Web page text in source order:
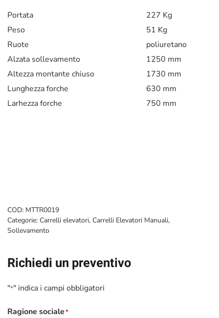
Portata
227 Kg
Peso
51 Kg
Ruote
poliuretano
Alzata sollevamento
1250 mm
Altezza montante chiuso
1730 mm
Lunghezza forche
630 mm
Larhezza forche
750 mm
COD: MTTR0019
Categorie: Carrelli elevatori, Carrelli Elevatori Manuali,
Sollevamento
Richiedi un preventivo
"*" indica i campi obbligatori
Ragione sociale*